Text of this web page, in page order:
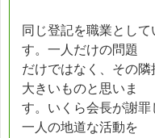
同じ登記を職業とし
す。一人だけの問題
だけではなく、その
大きいものと思いま
す。いくら会長が謝罪
一人の地道な活動を